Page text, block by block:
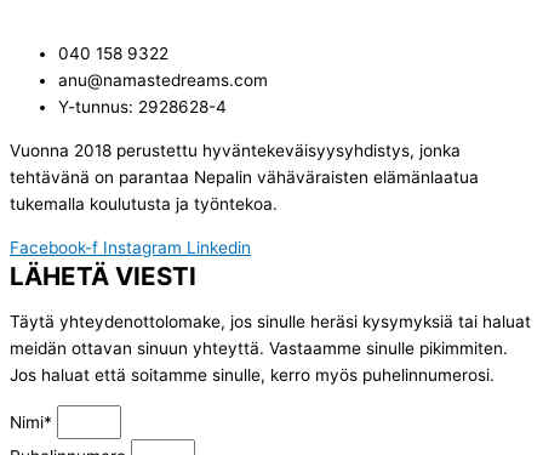
040 158 9322
anu@namastedreams.com
Y-tunnus: 2928628-4
Vuonna 2018 perustettu hyväntekeväisyysyhdistys, jonka
tehtävänä on parantaa Nepalin vähäväraisten elämänlaatua
tukemalla koulutusta ja työntekoa.
Facebook-f Instagram Linkedin
LÄHETÄ VIESTI
Täytä yhteydenottolomake, jos sinulle heräsi kysymyksiä tai haluat
meidän ottavan sinuun yhteyttä. Vastaamme sinulle pikimmiten.
Jos haluat että soitamme sinulle, kerro myös puhelinnumerosi.
Nimi*